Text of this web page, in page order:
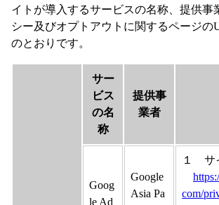
イトが導入するサービスの名称、提供事
シー及びオプトアウトに関するページの
のとおりです。
サー
ビス
の名
称
提供事
業者
Goog
le Ad
Google
Asia Pa
１ サ
com/